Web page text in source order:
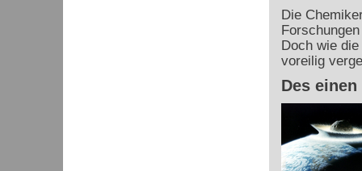
Die
Doch wie
voreilig
Des